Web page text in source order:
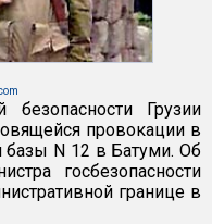
безопасности Грузии
провокации в
базы N 12 в Батуми. Об
госбезопасности
границе в